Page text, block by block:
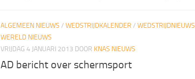
ALGEMEEN NIEUWS / WEDSTRIJDKALENDER / WEDSTRIJDNIEUWS
WERELD NIEUWS
VRIJDAG 4 JANUARI 2013 DOOR KNAS NIEUWS
AD bericht over schermsport